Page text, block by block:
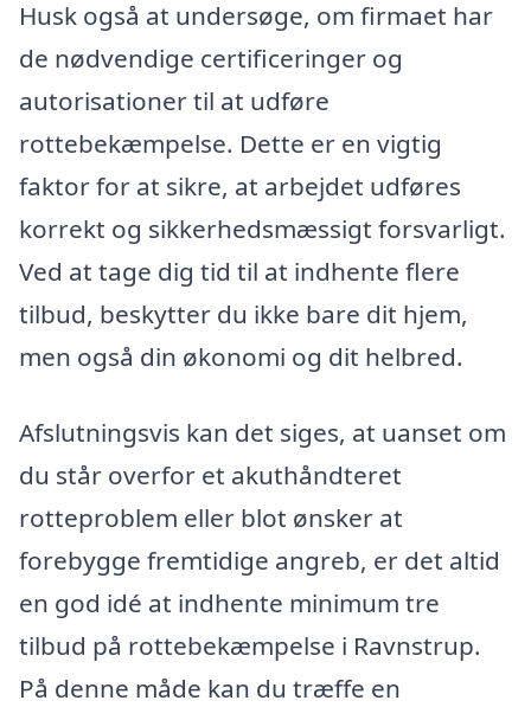
Husk også at undersøge, om firmaet har
de nødvendige certificeringer og
autorisationer til at udføre
rottebekæmpelse. Dette er en vigtig
faktor for at sikre, at arbejdet udføres
korrekt og sikkerhedsmæssigt forsvarligt.
Ved at tage dig tid til at indhente flere
tilbud, beskytter du ikke bare dit hjem,
men også din økonomi og dit helbred.
Afslutningsvis kan det siges, at uanset om
du står overfor et akuthåndteret
rotteproblem eller blot ønsker at
forebygge fremtidige angreb, er det altid
en god idé at indhente minimum tre
tilbud på rottebekæmpelse i Ravnstrup.
På denne måde kan du træffe en